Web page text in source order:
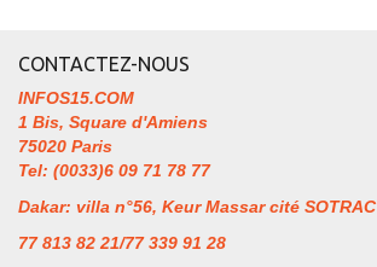
CONTACTEZ-NOUS
INFOS15.COM
1 Bis, Square d'Amiens
75020 Paris
Tel: (0033)6 09 71 78 77
Dakar: villa n°56, Keur Massar cité SOTRAC
77 813 82 21/77 339 91 28